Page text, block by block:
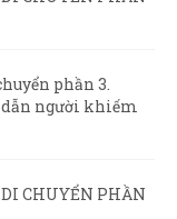
phần 3.
dẫn người khiếm
CHUYỂN PHẦN